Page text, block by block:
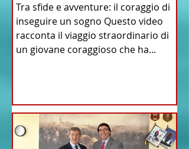
Tra sfide e avventure: il coraggio di
inseguire un sogno Questo video
racconta il viaggio straordinario di
un giovane coraggioso che ha...